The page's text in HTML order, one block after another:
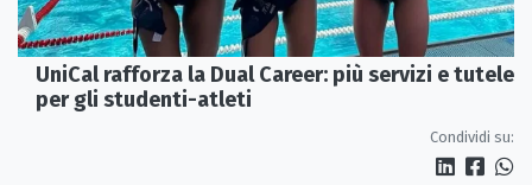
UniCal rafforza la Dual Career: più servizi e tutele
per gli studenti-atleti
Condividi su: